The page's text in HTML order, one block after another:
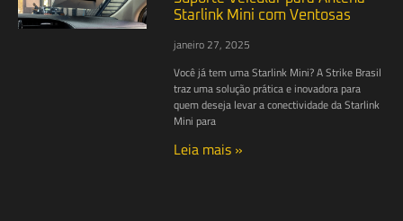
Starlink Mini com Ventosas
janeiro 27, 2025
Você já tem uma Starlink Mini? A Strike Brasil
traz uma solução prática e inovadora para
quem deseja levar a conectividade da Starlink
Mini para
Leia mais »